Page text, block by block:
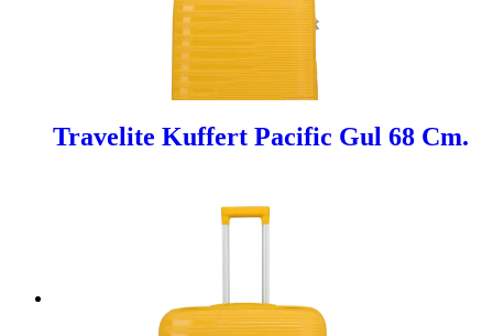
Travelite Kuffert Pacific Gul 68 Cm.